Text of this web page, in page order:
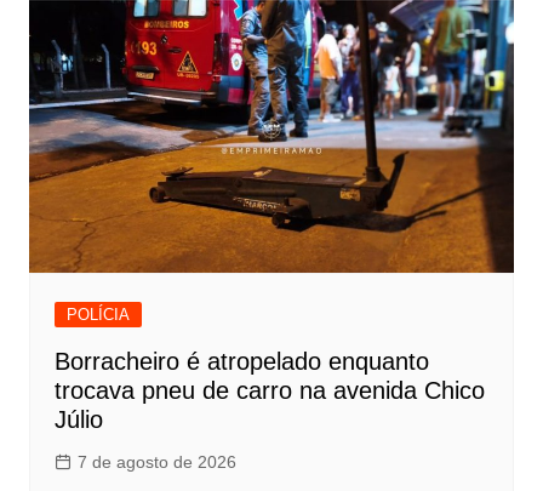
POLÍCIA
Borracheiro é atropelado enquanto
trocava pneu de carro na avenida Chico
Júlio
7 de agosto de 2026